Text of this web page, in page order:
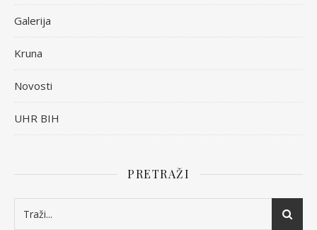
Galerija
Kruna
Novosti
UHR BIH
PRETRAŽI